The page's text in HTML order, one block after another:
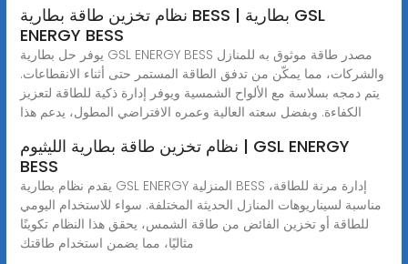
نظام تخزين طاقة بطارية BESS | بطارية GSL
ENERGY BESS
يوفر حل بطارية GSL ENERGY BESS مصدر طاقة موثوق به للمنازل
والشركات، مما يمكّن من تدفق الطاقة المستمر حتى أثناء الانقطاعات.
يتم دمجه بسلاسة مع الألواح الشمسية ويوفر إدارة ذكية للطاقة لتعزيز
الكفاءة. وبفضل سعته العالية وعمره الافتراضي المطول، يدعم هذا
نظام تخزين طاقة بطارية الليثيوم | GSL ENERGY
BESS
يقدم نظام بطارية GSL ENERGY المنزلية BESS إدارة مرنة للطاقة،
مناسبة لسيناريوهات المنازل الحديثة المختلفة. سواء للاستخدام اليومي
للطاقة أو تخزين الفائض من طاقة الشمس، يحقق هذا النظام تكوينًا
مثاليًا، مما يضمن استخدام طاقتك